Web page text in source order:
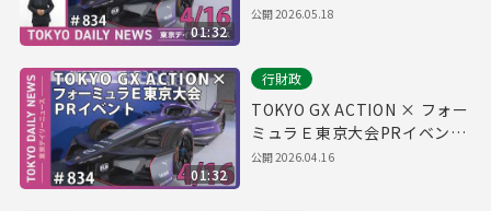
01:32
京大会PRイベント （令和8年
公開2026.05.18
01:32
行財政
TOKYO GX ACTION × フォー
ミュラＥ東京大会PRイベント
（令和8年4月16日 東京デイリ
公開2026.04.16